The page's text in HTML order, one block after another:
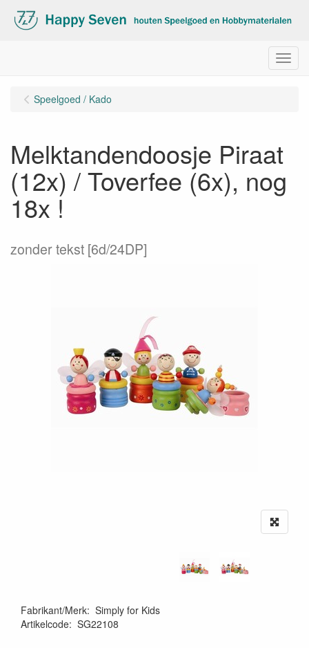
Menu
Speelgoed / Kado
Melktandendoosje Piraat
(12x) / Toverfee (6x), nog
18x !
zonder tekst [6d/24DP]
Fabrikant/Merk: Simply for Kids
Artikelcode: SG22108